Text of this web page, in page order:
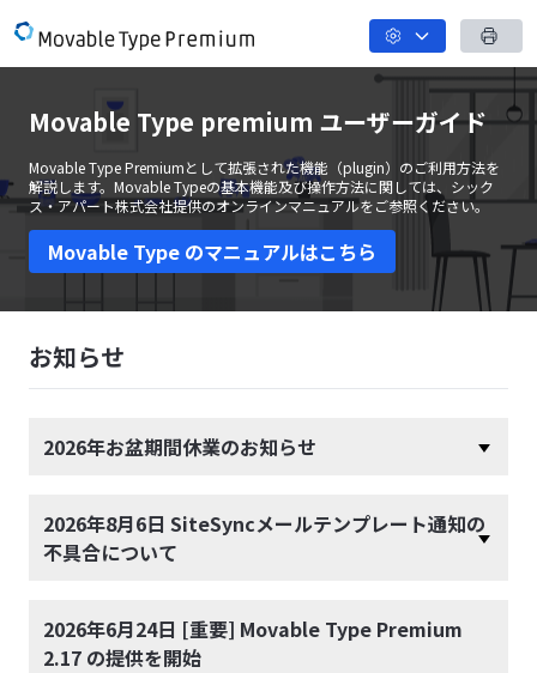
Movable Type premium ユーザーガイド
Movable Type Premiumとして拡張された機能（plugin）のご利用方法を
解説します。 Movable Typeの基本機能及び操作方法に関しては、シック
ス・アパート株式会社提供のオンラインマニュアルをご参照ください。
Movable Type のマニュアルはこちら
お知らせ
2026年お盆期間休業のお知らせ
2026年8月6日 SiteSyncメールテンプレート通知の
不具合について
2026年6月24日 [重要] Movable Type Premium
2.17 の提供を開始